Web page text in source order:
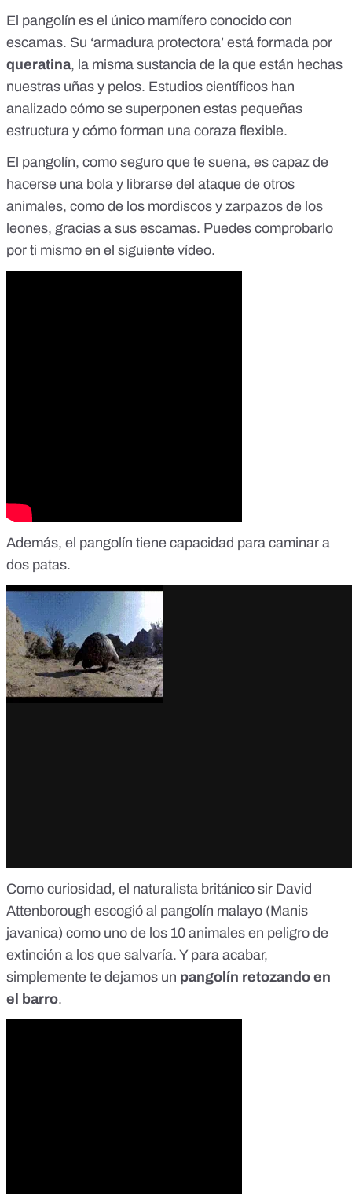
El pangolín es el único mamífero conocido con
escamas. Su ‘armadura protectora’ está formada por
queratina, la misma sustancia de la que están hechas
nuestras uñas y pelos. Estudios científicos han
analizado cómo se superponen estas pequeñas
estructura y cómo forman una coraza flexible.
El pangolín, como seguro que te suena, es capaz de
hacerse una bola y librarse del ataque de otros
animales, como de los mordiscos y zarpazos de los
leones, gracias a sus escamas. Puedes comprobarlo
por ti mismo en el siguiente vídeo.
Además, el pangolín tiene capacidad para caminar a
dos patas.
Como curiosidad, el naturalista británico sir David
Attenborough escogió al pangolín malayo (Manis
javanica) como uno de los 10 animales en peligro de
extinción a los que salvaría. Y para acabar,
simplemente te dejamos un pangolín retozando en
el barro.